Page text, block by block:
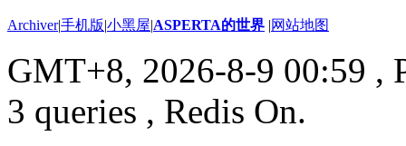
Archiver|手机版|小黑屋|ASPERTA的世界 |网站地图
GMT+8, 2026-8-9 00:59 ,
3 queries , Redis On.